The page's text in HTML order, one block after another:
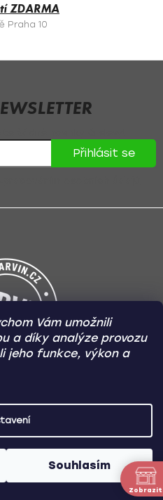
Vám umožnili
a díky analýze provozu
jeho funkce, výkon a
Souhlasím
ZDARMA
Praha 10
Přihlásit se
Zobrazit